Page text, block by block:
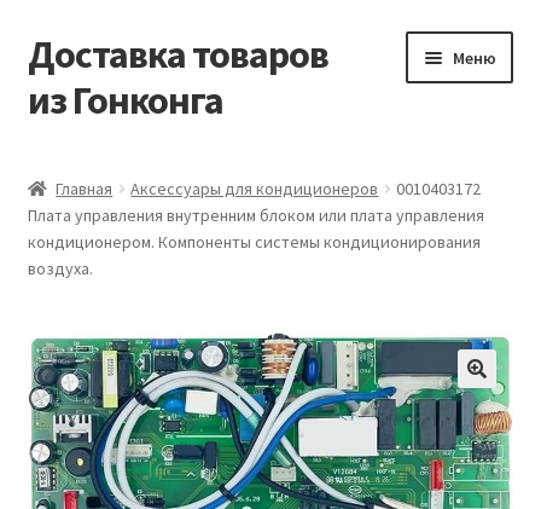
Перейти
к
навигации
Перейти
к
содержимому
Доставка товаров
из Гонконга
Меню
Контакты
Корзина
Мой аккаунт
Новости
Оптовый склад
Главная Аксессуары для кондиционеров
0010403172
Плата управления внутренним блоком или плата управления
кондиционером. Компоненты системы кондиционирования
воздуха.